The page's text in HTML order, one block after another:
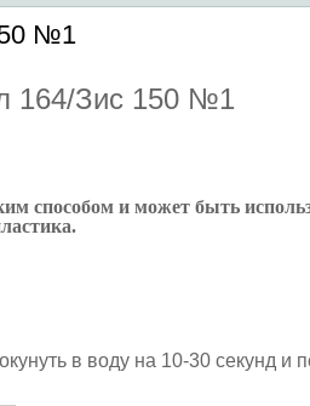
№1
164/Зис 150 №1
способом и может быть
в воду на 10-30 секунд и